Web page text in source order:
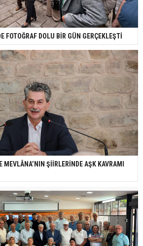
FOTOĞRAF DOLU BİR GÜN GERÇEKLEŞTİ
ŞİİRLERİNDE AŞK KAVRAMI